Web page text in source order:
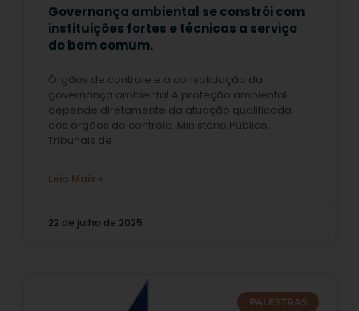
Governança ambiental se constrói com
instituições fortes e técnicas a serviço
do bem comum.
Órgãos de controle e a consolidação da
governança ambiental A proteção ambiental
depende diretamente da atuação qualificada
dos órgãos de controle. Ministério Público,
Tribunais de
Leia Mais »
22 de julho de 2025
PALESTRAS